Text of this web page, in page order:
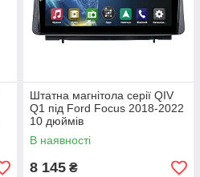
Штатна магнітола серії QIV
Q1 під Ford Focus 2018-2022
10 дюймів
В наявності
8 145 ₴